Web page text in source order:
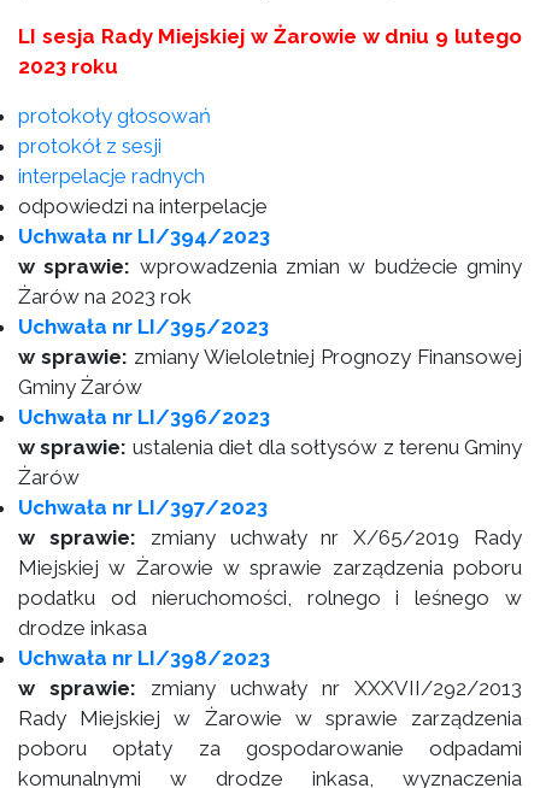
LI sesja Rady Miejskiej w Żarowie w dniu 9 lutego
2023 roku
protokoły głosowań
protokół z sesji
interpelacje radnych
odpowiedzi na interpelacje
Uchwała nr LI/394/2023
w sprawie: wprowadzenia zmian w budżecie gminy
Żarów na 2023 rok
Uchwała nr LI/395/2023
w sprawie: zmiany Wieloletniej Prognozy Finansowej
Gminy Żarów
Uchwała nr LI/396/2023
w sprawie: ustalenia diet dla sołtysów z terenu Gminy
Żarów
Uchwała nr LI/397/2023
w sprawie: zmiany uchwały nr X/65/2019 Rady
Miejskiej w Żarowie w sprawie zarządzenia poboru
podatku od nieruchomości, rolnego i leśnego w
drodze inkasa
Uchwała nr LI/398/2023
w sprawie: zmiany uchwały nr XXXVII/292/2013
Rady Miejskiej w Żarowie w sprawie zarządzenia
poboru opłaty za gospodarowanie odpadami
komunalnymi w drodze inkasa, wyznaczenia